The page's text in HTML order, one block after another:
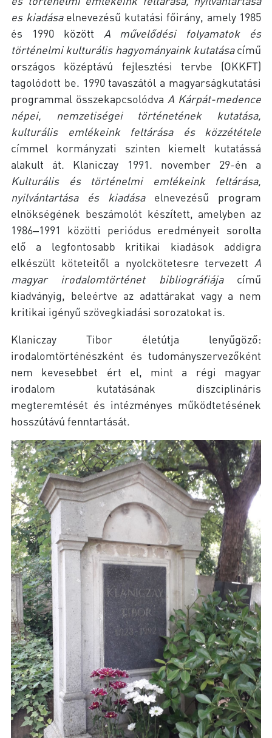
es kiadása elnevezésű kutatási főirány, amely 1985
és 1990 között A művelődési folyamatok és
történelmi kulturális hagyományaink kutatásacímű
országos középtávú fejlesztési tervbe (OKKFT)
tagolódott be. 1990 tavaszától a magyarságkutatási
programmal összekapcsolódva A Kárpát-medence
népei, nemzetiségei történetének kutatása,
kulturális emlékeink feltárása és közzététele
címmel kormányzati szinten kiemelt kutatássá
alakult át. Klaniczay 1991. november 29-én a
Kulturális és történelmi emlékeink feltárása,
nyilvántartása és kiadása elnevezésű program
elnökségének beszámolót készített, amelyben az
1986‒1991 közötti periódus eredményeit sorolta
elő a legfontosabb kritikai kiadások addigra
elkészült köteteitől a nyolckötetesre tervezett A
magyar irodalomtörténet bibliográfiája című
kiadványig, beleértve az adattárakat vagy a nem
kritikai igényű szövegkiadási sorozatokat is.
Klaniczay Tibor életútja lenyűgöző:
irodalomtörténészként és tudományszervezőként
nem kevesebbet ért el, mint a régi magyar
irodalom kutatásának diszciplináris
megteremtését és intézményes működtetésének
hosszútávú fenntartását.